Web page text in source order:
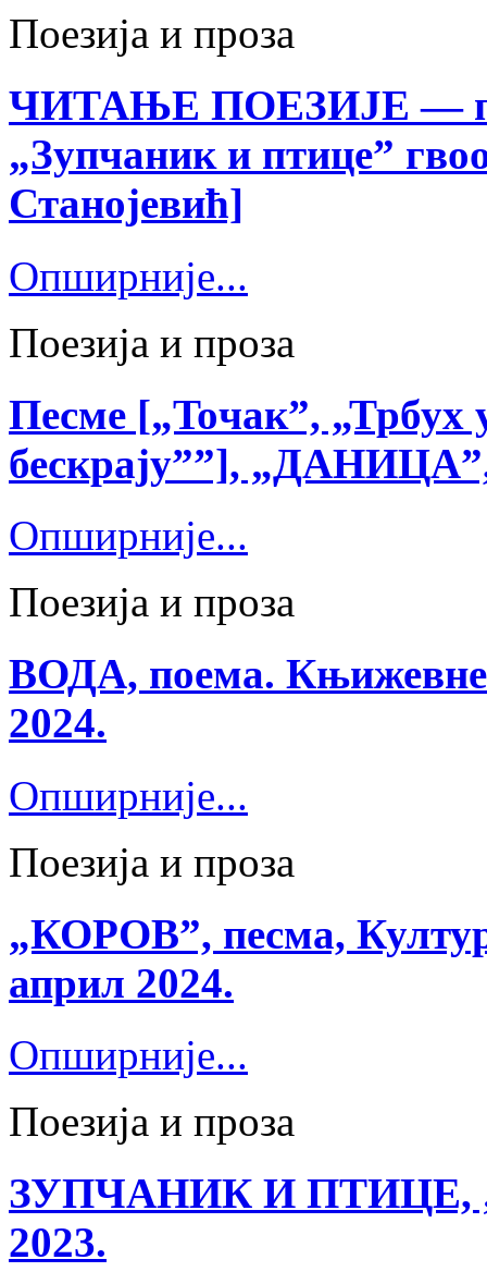
Поезија и проза
ЧИТАЊЕ ПОЕЗИЈЕ —
„Зупчаник и птице”
Станојевић]
Опширније...
Поезија и проза
Песме [„Toчак”, „Трбух
бескрају””], „ДАНИЦА”,
Опширније...
Поезија и проза
ВОДА, поема. Књижевне
2024.
Опширније...
Поезија и проза
„КОРОВ”, песма,
април 2024.
Опширније...
Поезија и проза
ЗУПЧАНИК И ПТИЦЕ,
2023.